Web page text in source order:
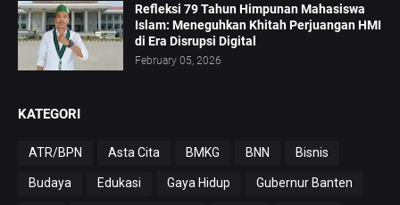
Refleksi 79 Tahun Himpunan Mahasiswa
Islam: Meneguhkan Khitah Perjuangan HMI
di Era Disrupsi Digital
February 05, 2026
KATEGORI
ATR/BPN Asta Cita BMKG BNN Bisnis
Budaya Edukasi Gaya Hidup Gubernur Banten